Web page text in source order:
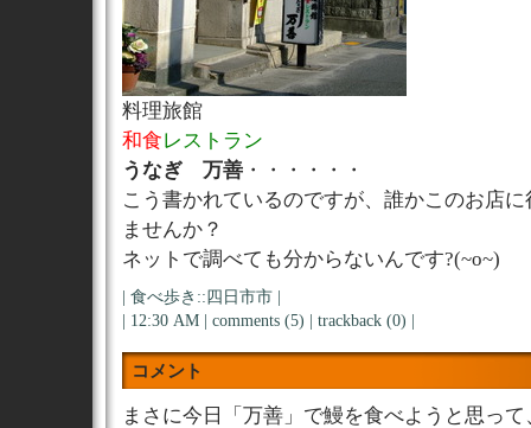
料理旅館
和食レストラン
うなぎ 万善・・・・・・
こう書かれているのですが、誰かこのお店
ませんか？
ネットで調べても分からないんです?(~o~)
食べ歩き::四日市市|
| 12:30 AM | comments (5) trackback (0)
コメント
まさに今日「万善」で鰻を食べようと思っ